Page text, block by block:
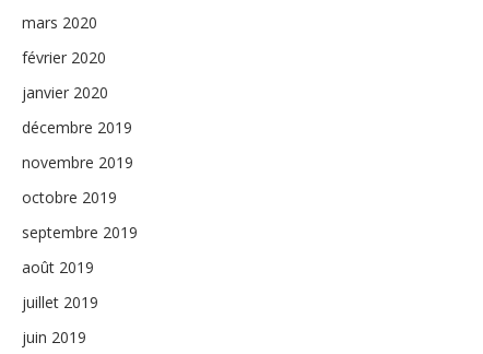
mars 2020
février 2020
janvier 2020
décembre 2019
novembre 2019
octobre 2019
septembre 2019
août 2019
juillet 2019
juin 2019